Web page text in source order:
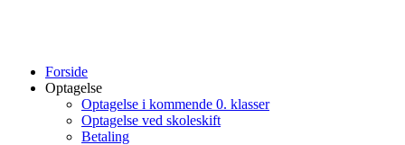
Forside
Optagelse
Optagelse i kommende 0. klasser
Optagelse ved skoleskift
Betaling